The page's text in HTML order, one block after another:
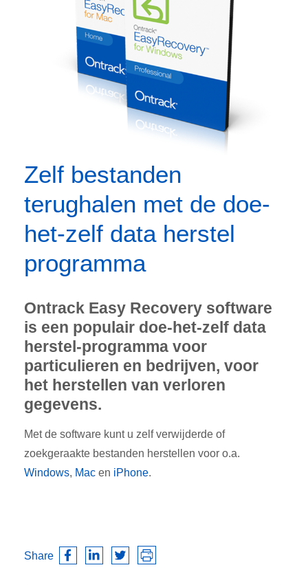
Zelf bestanden
terughalen met de doe-
het-zelf data herstel
programma
Ontrack Easy Recovery software
is een populair doe-het-zelf data
herstel-programma voor
particulieren en bedrijven, voor
het herstellen van verloren
gegevens.
Met de software kunt u zelf verwijderde of
zoekgeraakte bestanden herstellen voor o.a.
Windows, Mac en iPhone.
Share